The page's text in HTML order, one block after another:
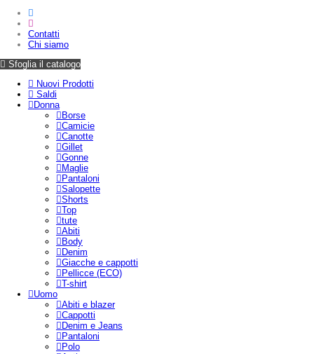
Contatti
Chi siamo
Sfoglia il catalogo
Nuovi Prodotti
Saldi
Donna
Borse
Camicie
Canotte
Gillet
Gonne
Maglie
Pantaloni
Salopette
Shorts
Top
tute
Abiti
Body
Denim
Giacche e cappotti
Pellicce (ECO)
T-shirt
Uomo
Abiti e blazer
Cappotti
Denim e Jeans
Pantaloni
Polo